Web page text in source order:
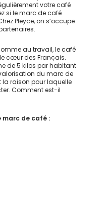
votre café
si le marc de café
Pleyce, on s’occupe
au travail, le café
cœur des Français.
de 5 kilos par habitant
du marc de
la raison pour laquelle
Comment est-il
marc de café :